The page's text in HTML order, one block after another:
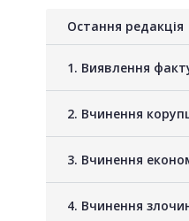
Остання редакція
1. Виявлення
2. Вчинення
3. Вчинення
4. Вчинення